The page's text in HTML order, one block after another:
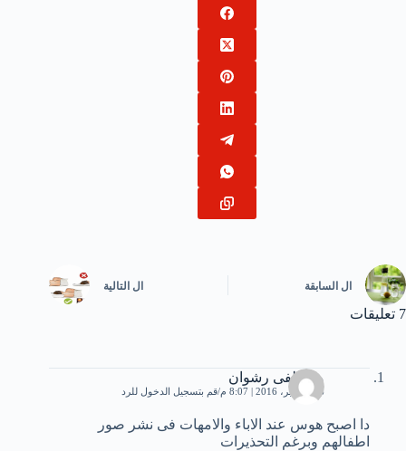
ال السابقة ال التالية
7 تعليقات
مصطفى رشوان
26 سبتمبر، 2016 | 8:07 م قم بتسجيل الدخول للرد
دا اصبح هوس عند الاباء والامهات فى نشر صور
اطفالهم وبرغم التحذيرات